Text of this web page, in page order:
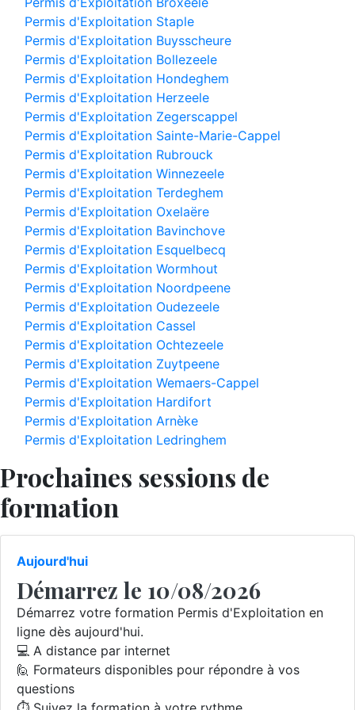
Permis d'Exploitation Staple
Permis d'Exploitation Buysscheure
Permis d'Exploitation Bollezeele
Permis d'Exploitation Hondeghem
Permis d'Exploitation Herzeele
Permis d'Exploitation Zegerscappel
Permis d'Exploitation Sainte-Marie-Cappel
Permis d'Exploitation Rubrouck
Permis d'Exploitation Winnezeele
Permis d'Exploitation Terdeghem
Permis d'Exploitation Oxelaëre
Permis d'Exploitation Bavinchove
Permis d'Exploitation Esquelbecq
Permis d'Exploitation Wormhout
Permis d'Exploitation Noordpeene
Permis d'Exploitation Oudezeele
Permis d'Exploitation Cassel
Permis d'Exploitation Ochtezeele
Permis d'Exploitation Zuytpeene
Permis d'Exploitation Wemaers-Cappel
Permis d'Exploitation Hardifort
Permis d'Exploitation Arnèke
Permis d'Exploitation Ledringhem
Prochaines sessions de
formation
Aujourd'hui
Démarrez le 10/08/2026
Démarrez votre formation Permis d'Exploitation en
ligne dès aujourd'hui.
💻 A distance par internet
🙋 Formateurs disponibles pour répondre à vos
questions